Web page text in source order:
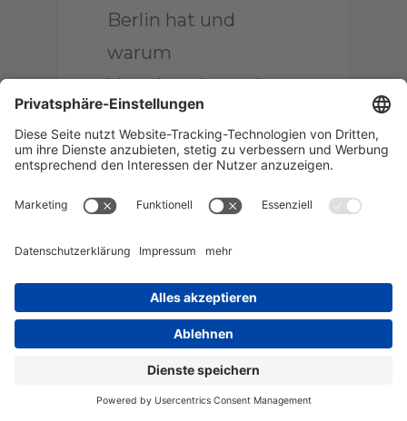
Berlin hat und
warum
VermieterInnen jetzt
handeln sollten
Am 23.11.2020 trat die
auf fünf Jahre begrenzten